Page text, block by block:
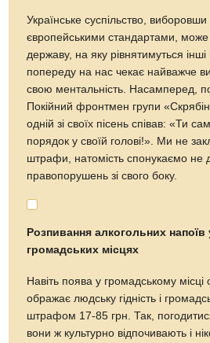
Українське суспільство,
європейськими стандартами, може
державу, на яку рівнятимуться інші
попереду на нас чекає найважче
свою ментальність. Насамперед,
Покійний фронтмен групи
одній зі своїх пісень співав: «Ти
порядок у своїй голові!». Ми не
штрафи, натомість спонукаємо не
правопорушень зі свого боку.
Розпивання алкогольних напоїв
громадських місцях
Навіть поява у громадському
ображає людську гідність і
штрафом 17-85 грн. Так,
вони ж культурно відпочивають і